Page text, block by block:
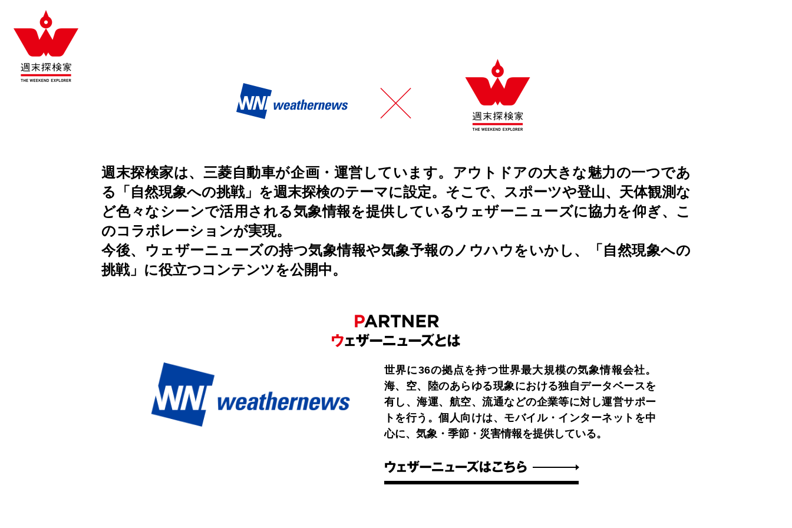
週末探検家は、三菱自動車が企画・運営しています。アウトドアの大きな魅力の一つであ
る「自然現象への挑戦」を週末探検のテーマに設定。そこで、スポーツや登山、天体観測な
ど色々なシーンで活用される気象情報を提供しているウェザーニューズに協力を仰ぎ、こ
のコラボレーションが実現。
今後、ウェザーニューズの持つ気象情報や気象予報のノウハウをいかし、「自然現象への
挑戦」に役立つコンテンツを公開中。
世界に36の拠点を持つ世界最大規模の気象情報会社。
海、空、陸のあらゆる現象における独自データベースを
有し、海運、航空、流通などの企業等に対し運営サポー
トを行う。個人向けは、モバイル・インターネットを中
心に、気象・季節・災害情報を提供している。